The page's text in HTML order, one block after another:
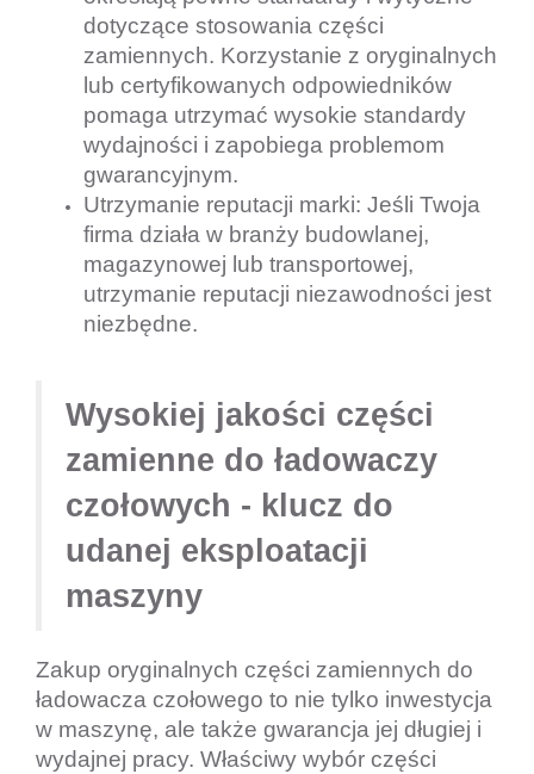
dotyczące stosowania części
zamiennych. Korzystanie z oryginalnych
lub certyfikowanych odpowiedników
pomaga utrzymać wysokie standardy
wydajności i zapobiega problemom
gwarancyjnym.
Utrzymanie reputacji marki: Jeśli Twoja
firma działa w branży budowlanej,
magazynowej lub transportowej,
utrzymanie reputacji niezawodności jest
niezbędne.
Wysokiej jakości części
zamienne do ładowaczy
czołowych - klucz do
udanej eksploatacji
maszyny
Zakup oryginalnych części zamiennych do
ładowacza czołowego to nie tylko inwestycja
w maszynę, ale także gwarancja jej długiej i
wydajnej pracy. Właściwy wybór części